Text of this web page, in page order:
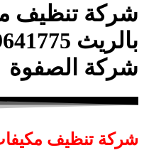
شركة تنظيف
شركة الصفوة
شركة تنظيف